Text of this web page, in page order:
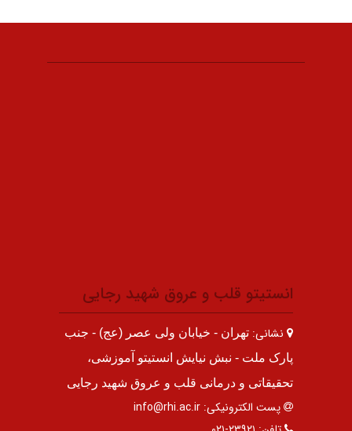
انستیتو قلب و عروق شهید رجایی
نشانی: تهران - خیابان ولی عصر (عج) - جنب
پارک ملت - نبش نیایش انستیتو آموزشی،
تحقیقاتی و درمانی قلب و عروق شهید رجایی
پست الکترونیکی: info@rhi.ac.ir